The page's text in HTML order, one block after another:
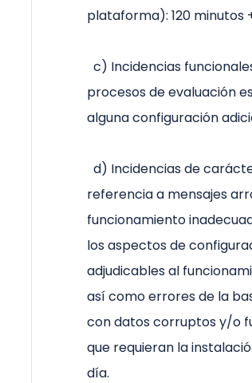
plataforma): 120 minutos
c) Incidencias
procesos de evaluación
alguna configuración
d) Incidencias de
referencia a mensajes
funcionamiento
los aspectos de
adjudicables al
así como errores de la
con datos corruptos y/o
que requieran la
día.